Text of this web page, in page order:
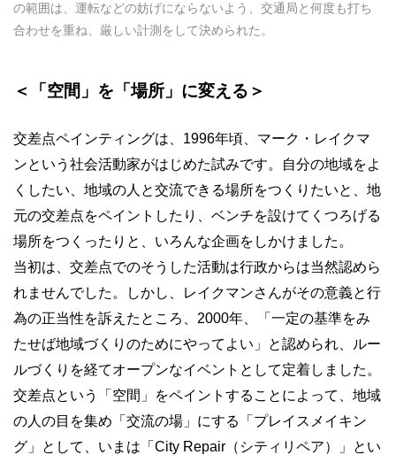
の範囲は、運転などの妨げにならないよう、交通局と何度も打ち
合わせを重ね、厳しい計測をして決められた。
＜「空間」を「場所」に変える＞
交差点ペインティングは、 1996年頃、マーク・レイクマ
ンという社会活動家がはじめた試みです。自分の地域をよ
くしたい、地域の人と交流できる場所をつくりたいと、地
元の交差点をペイントしたり、ベンチを設けてくつろげる
場所をつくったりと、いろんな企画をしかけました。
当初は、交差点でのそうした活動は行政からは当然認めら
れませんでした。しかし、レイクマンさんがその意義と行
為の正当性を訴えたところ、 2000年、「一定の基準をみ
たせば地域づくりのためにやってよい」と認められ、ルー
ルづくりを経てオープンなイベントとして定着しました。
交差点という「空間」をペイントすることによって、地域
の人の目を集め「交流の場」にする「プレイスメイキン
グ」として、いまは「 City Repair （シティリペア）」とい